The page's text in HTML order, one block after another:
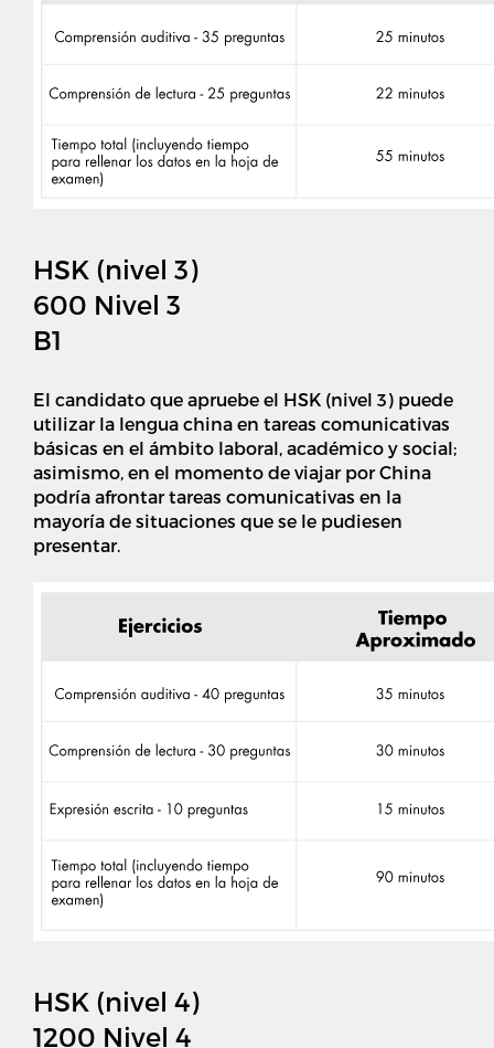
HSK (nivel 3)
600 Nivel 3
B1
El candidato que apruebe el HSK (nivel 3) puede
utilizar la lengua china en tareas comunicativas
básicas en el ámbito laboral, académico y social;
asimismo, en el momento de viajar por China
podría afrontar tareas comunicativas en la
mayoría de situaciones que se le pudiesen
presentar.
HSK (nivel 4)
1200 Nivel 4